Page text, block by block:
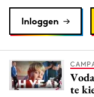
Purpose Marketing
Reputatie & crisis
Inloggen
te